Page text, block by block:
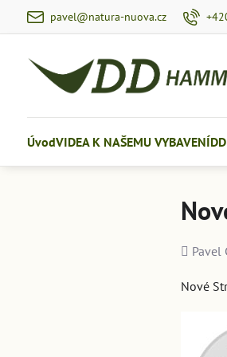
pavel@natura-nuova.cz
ÚvodVIDEA K NAŠEMU VYBAVENÍ
Přidal
Pavel
Nové